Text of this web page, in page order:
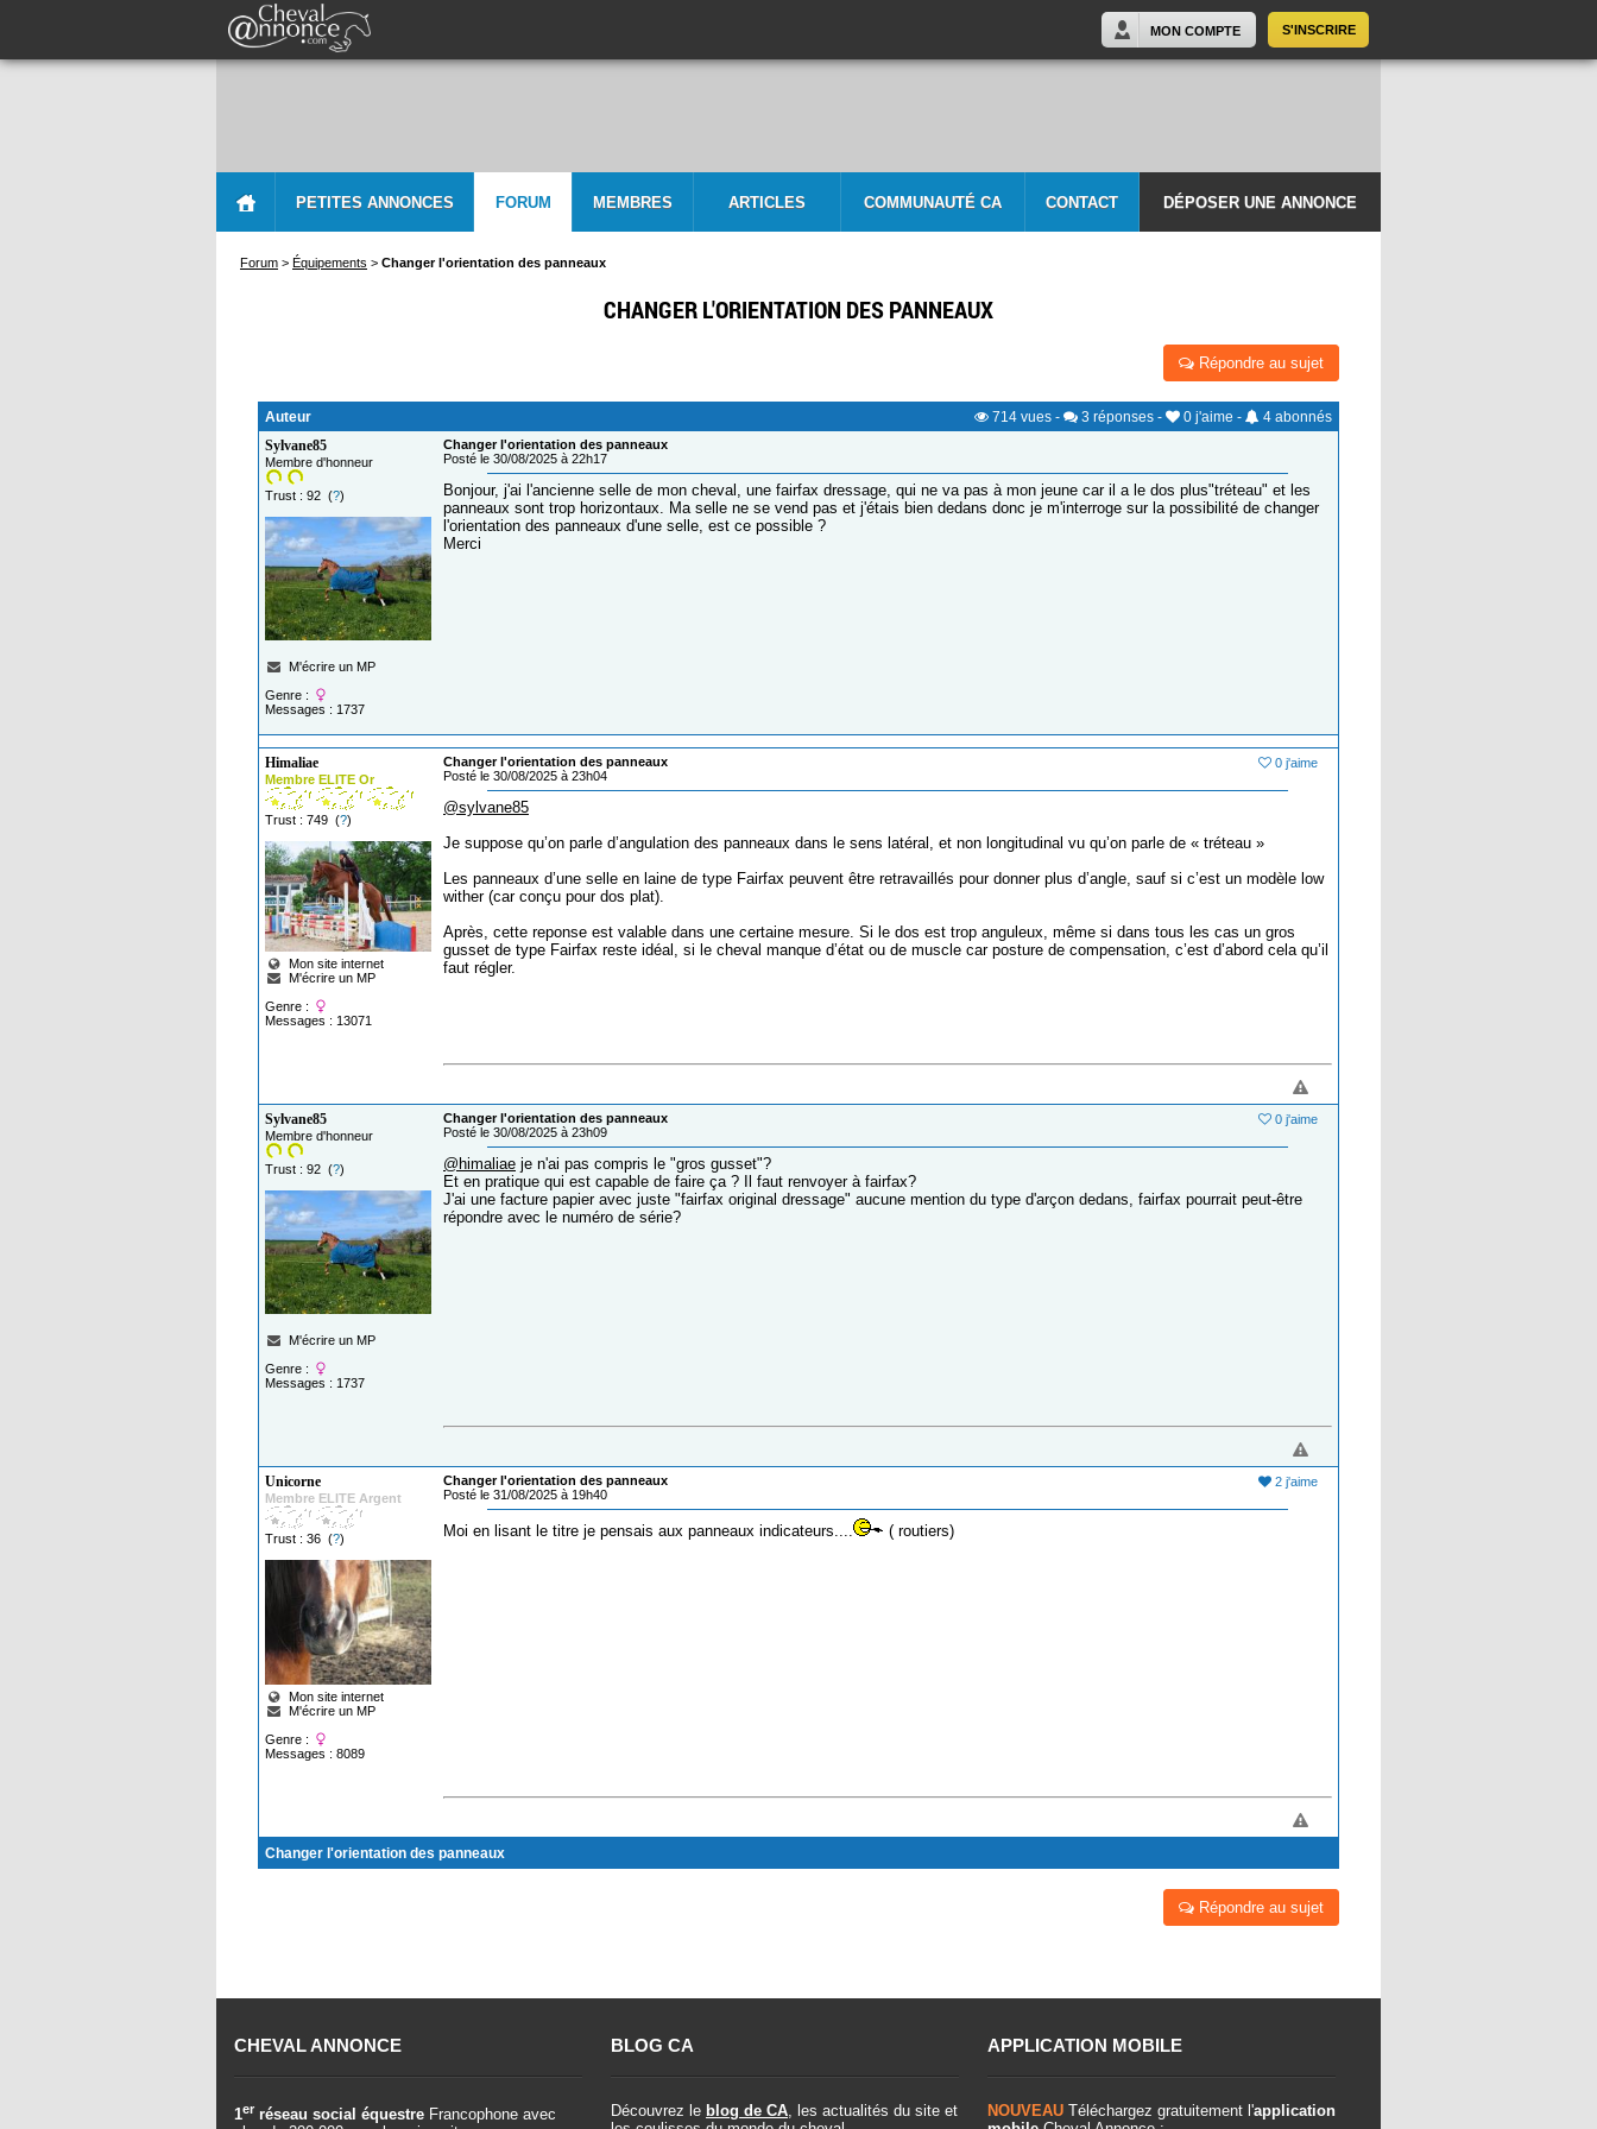
S'INSCRIRE
MON COMPTE
PETITES ANNONCES FORUM MEMBRES ARTICLES COMMUNAUTÉ CA CONTACT DÉPOSER UNE ANNONCE
Forum > Équipements > Changer l'orientation des panneaux
CHANGER L'ORIENTATION DES PANNEAUX
Répondre au sujet
Auteur 714 vues - 3 réponses - 0 j'aime - 4 abonnés
Sylvane85
Membre d'honneur
Trust : 92 (?)
M'écrire un MP
Genre :
Messages : 1737
Changer l'orientation des panneaux
Posté le 30/08/2025 à 22h17
Bonjour, j'ai l'ancienne selle de mon cheval, une fairfax dressage, qui ne va pas à mon jeune car il a le dos plus"tréteau" et les
panneaux sont trop horizontaux. Ma selle ne se vend pas et j'étais bien dedans donc je m'interroge sur la possibilité de changer
l'orientation des panneaux d'une selle, est ce possible ?
Merci
Himaliae
Membre ELITE Or
Trust : 749 (?)
Mon site internet
M'écrire un MP
Genre :
Messages : 13071
0 j'aime
Changer l'orientation des panneaux
Posté le 30/08/2025 à 23h04
@sylvane85
Je suppose qu’on parle d’angulation des panneaux dans le sens latéral, et non longitudinal vu qu’on parle de « tréteau »
Les panneaux d’une selle en laine de type Fairfax peuvent être retravaillés pour donner plus d’angle, sauf si c’est un modèle low
wither (car conçu pour dos plat).
Après, cette reponse est valable dans une certaine mesure. Si le dos est trop anguleux, même si dans tous les cas un gros
gusset de type Fairfax reste idéal, si le cheval manque d’état ou de muscle car posture de compensation, c’est d’abord cela qu’il
faut régler.
Sylvane85
Membre d'honneur
Trust : 92 (?)
M'écrire un MP
Genre :
Messages : 1737
0 j'aime
Changer l'orientation des panneaux
Posté le 30/08/2025 à 23h09
@himaliae je n'ai pas compris le "gros gusset"?
Et en pratique qui est capable de faire ça ? Il faut renvoyer à fairfax?
J'ai une facture papier avec juste "fairfax original dressage" aucune mention du type d'arçon dedans, fairfax pourrait peut-être
répondre avec le numéro de série?
Unicorne
Membre ELITE Argent
Trust : 36 (?)
Mon site internet
M'écrire un MP
Genre :
Messages : 8089
2 j'aime
Changer l'orientation des panneaux
Posté le 31/08/2025 à 19h40
Moi en lisant le titre je pensais aux panneaux indicateurs.... ( routiers)
Changer l'orientation des panneaux
Répondre au sujet
CHEVAL ANNONCE
1er réseau social équestre Francophone avec
BLOG CA
Découvrez le blog de CA, les actualités du site et
APPLICATION MOBILE
NOUVEAU Téléchargez gratuitement l'application